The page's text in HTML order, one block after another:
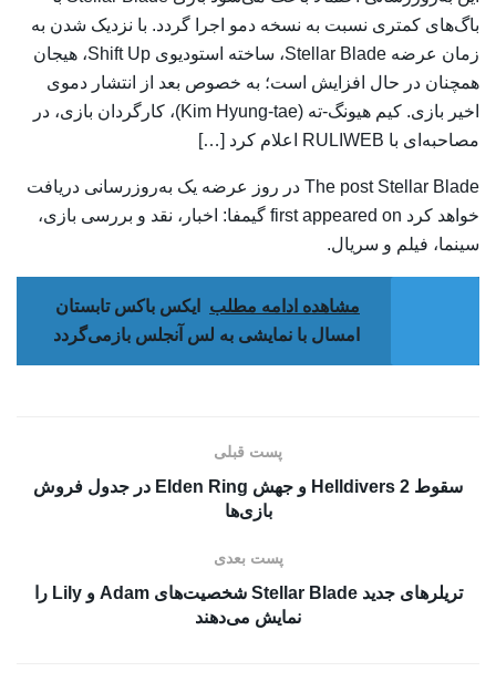
باگ‌های کمتری نسبت به نسخه‌ دمو اجرا گردد. با نزدیک شدن به
زمان عرضه Stellar Blade، ساخته‌ استودیوی Shift Up، هیجان
همچنان در حال افزایش است؛ به خصوص بعد از انتشار دموی
اخیر بازی. کیم هیونگ-ته (Kim Hyung-tae)، کارگردان بازی، در
مصاحبه‌ای با RULIWEB اعلام کرد […]
The post Stellar Blade در روز عرضه یک به‌روزرسانی دریافت
خواهد کرد first appeared on گیمفا: اخبار، نقد و بررسی بازی،
سینما، فیلم و سریال.
مشاهده ادامه مطلب
ایکس باکس تابستان
امسال با نمایشی به لس آنجلس بازمی‌گردد
پست قبلی
سقوط Helldivers 2 و جهش Elden Ring در جدول فروش
بازی‌ها
پست بعدی
تریلرهای جدید Stellar Blade شخصیت‌های Adam و Lily را
نمایش می‌دهند